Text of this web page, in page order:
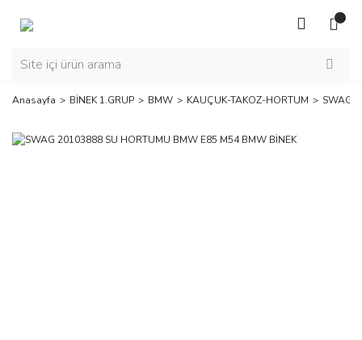
Anasayfa BİNEK 1.GRUP BMW KAUÇUK-TAKOZ-HORTUM SWAG